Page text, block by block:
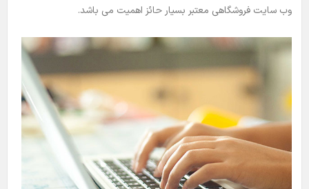
وب سایت فروشگاهی معتبر بسیار حائز اهمیت می باشد.